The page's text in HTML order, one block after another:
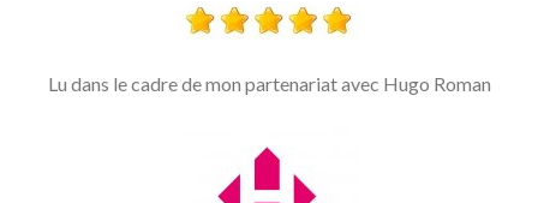
Lu dans le cadre de mon partenariat avec Hugo Roman